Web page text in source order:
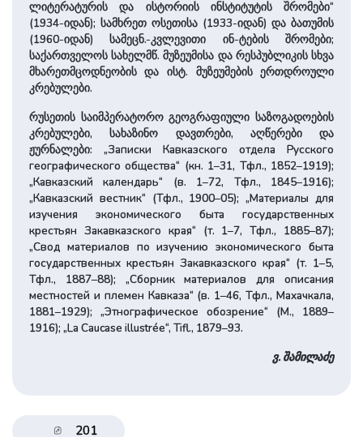
ლიტერატურის და ისტორიის ინსტიტუტის შრომები“
(1934-იდან); სამხრეთ ოსეთისა (1933-იდან) და ბათუმის
(1960-იდან) სამეცნ.-კვლევითი ინ-ტების შრომები;
საქართველოს სახელმწ. მუზეუმისა და რესპუბლიკის სხვა
მხარეთმცოდნეობის და ისტ. მუზეუმების ერთდროული
კრებულები.
რუსეთის საიმპერატორო გეოგრაფიული საზოგადოების
კრებულები, სახაზინო დავთრები, აღწერები და
ჟურნალები: „Записки Кавказского отдела Русского
географического общества“ (кн. 1–31, Тфл., 1852–1919);
„Кавказский календарь“ (в. 1–72, Тфл., 1845–1916);
„Кавказский вестник“ (Тфл., 1900–05); „Материалы для
изучения экономического быта государственных
крестьян Закавказского края“ (т. 1–7, Тфл., 1885–87);
„Свод материалов по изучению экономического быта
государственных крестьян Закавказского края“ (т. 1–5,
Тфл., 1887–88); „Сборник материалов для описания
местностей и племен Кавказа“ (в. 1–46, Тфл., Махачкала,
1881–1929); „Этнографическое обозрение“ (М., 1889–
1916); „La Caucase illustrée“, Tifl., 1879–93.
ვ. შამილაძე
201